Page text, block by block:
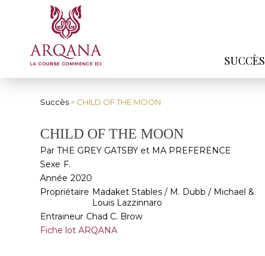
SUCCÈS
Succès > CHILD OF THE MOON
CHILD OF THE MOON
Par THE GREY GATSBY et MA PREFERENCE
Sexe F.
Année 2020
Propriétaire Madaket Stables / M. Dubb / Michael &
Louis Lazzinnaro
Entraineur Chad C. Brow
Fiche lot ARQANA